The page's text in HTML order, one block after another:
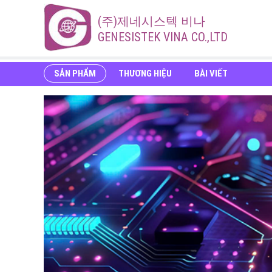
(주)제네시스텍 비나
GENESISTEK VINA CO.,LTD
SẢN PHẨM THƯƠNG HIỆU BÀI VIẾT